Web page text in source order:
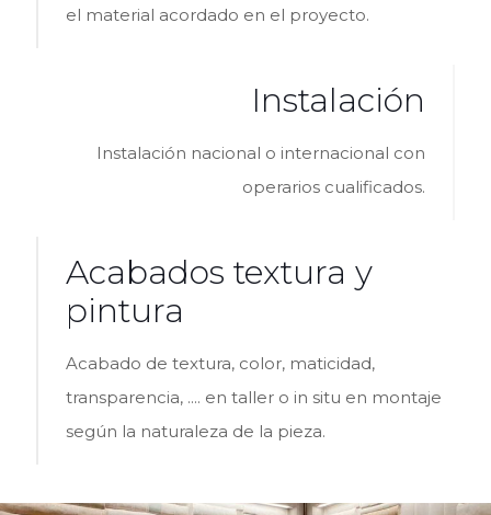
el material acordado en el proyecto.
Instalación
Instalación nacional o internacional con
operarios cualificados.
Acabados textura y
pintura
Acabado de textura, color, maticidad,
transparencia, .... en taller o in situ en montaje
según la naturaleza de la pieza.